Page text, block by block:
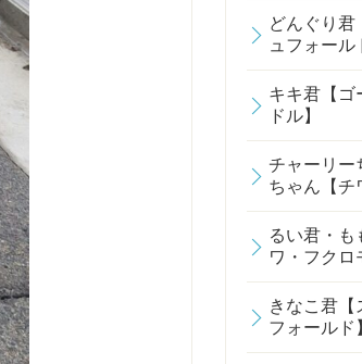
どんぐり君
ュフォール
キキ君【ゴ
ドル】
チャーリー
ちゃん【チ
るい君・も
ワ・フクロ
きなこ君【
フォールド